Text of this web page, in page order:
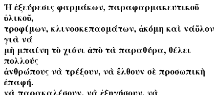
Ἡ ἐξεύρεσις φαρμάκων, παραφαρμακευτικοῦ
ὑλικοῦ,
τροφίμων, κλινοσκεπασμάτων, ἀκόμη καὶ νάῦλον
γιὰ νά
μὴ μπαίνη τὸ χιόνι ἀπὸ τὰ παραθύρα, θέλει
πολλούς
ἀνθρώπους νὰ τρέξουν, νὰ ἔλθουν σὲ προσωπικὴ
ἐπαφή.